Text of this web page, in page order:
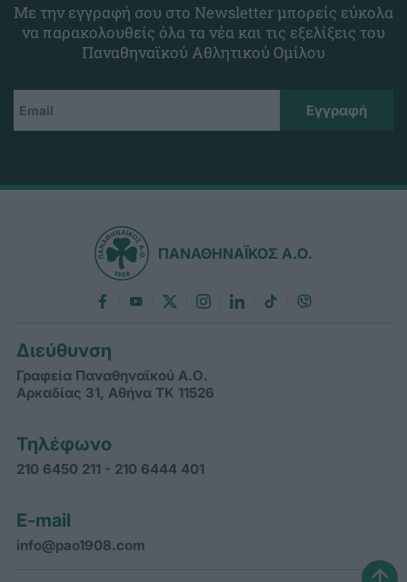
Με την εγγραφή σου στο Newsletter μπορείς εύκολα
να παρακολουθείς όλα τα νέα και τις εξελίξεις του
Παναθηναϊκού Αθλητικού Ομίλου
ΠΑΝΑΘΗΝΑΪΚΟΣ Α.Ο.
Διεύθυνση
Γραφεία Παναθηναϊκού Α.Ο.
Αρκαδίας 31, Αθήνα ΤΚ 11526
Τηλέφωνο
210 6450 211 - 210 6444 401
E-mail
info@pao1908.com